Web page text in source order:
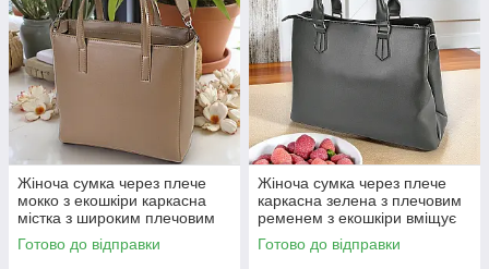
Жіноча сумка через плече
мокко з екошкіри каркасна
містка з широким плечовим
ременем
Готово до відправки
Жіноча сумка через плече
каркасна зелена з плечовим
ременем з екошкіри вміщує
А4
Готово до відправки